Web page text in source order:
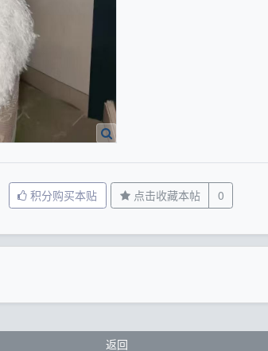
积分购买本贴 点击收藏本帖 0
返回